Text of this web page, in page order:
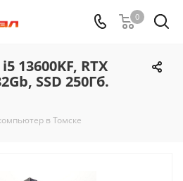
0
13600KF, RTX
SSD 250Гб.
в Томске